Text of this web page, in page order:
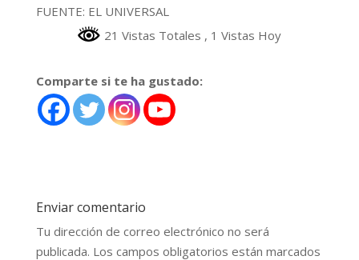
FUENTE: EL UNIVERSAL
21 Vistas Totales , 1 Vistas Hoy
Comparte si te ha gustado:
Enviar comentario
Tu dirección de correo electrónico no será
publicada. Los campos obligatorios están marcados